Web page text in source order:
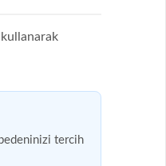
tercih